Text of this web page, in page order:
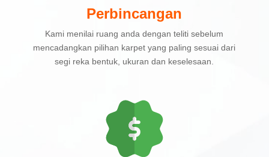
Perbincangan
Kami menilai ruang anda dengan teliti sebelum
mencadangkan pilihan karpet yang paling sesuai dari
segi reka bentuk, ukuran dan keselesaan.